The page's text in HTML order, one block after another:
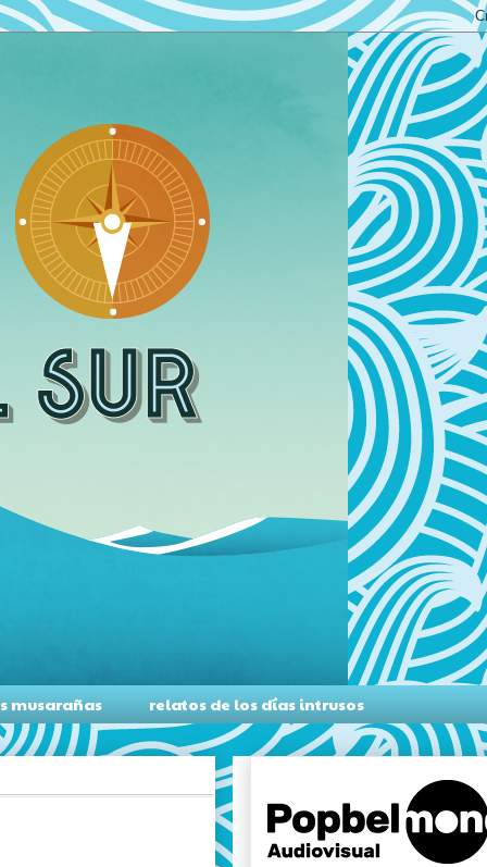
musarañas relatos de los días intrusos